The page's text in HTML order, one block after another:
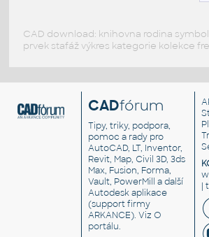
CAD download: knihovna rodina
prvek stafáž výkres kategorie kolekce
CADfórum
Tipy, triky, podpora,
pomoc a rady pro
AutoCAD, LT, Inventor,
Revit, Map, Civil 3D, 3ds
Max, Fusion, Forma,
Vault, PowerMill a další
Autodesk aplikace
(support firmy
ARKANCE). VizO
portálu.
|